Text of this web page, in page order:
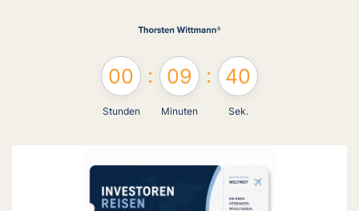
00 : 09 : 40
Stunden Minuten Sek.